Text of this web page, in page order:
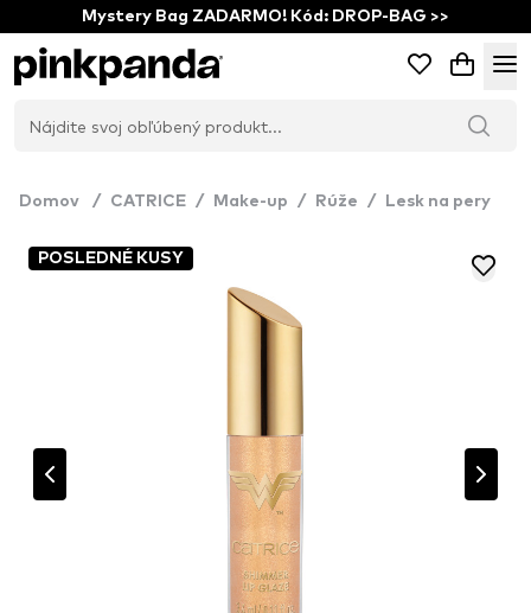
Mystery Bag ZADARMO! Kód: DROP-BAG >>
Domov / CATRICE / Make-up / Rúže / Lesk na pery
POSLEDNÉ KUSY